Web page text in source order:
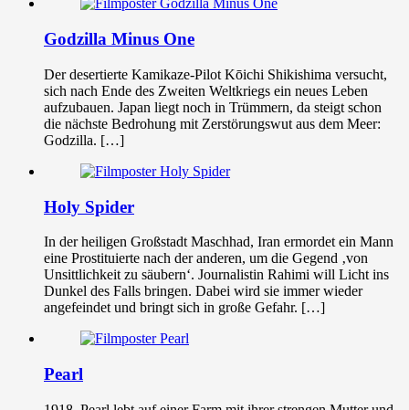
Godzilla Minus One
Der desertierte Kamikaze-Pilot Kōichi Shikishima versucht,
sich nach Ende des Zweiten Weltkriegs ein neues Leben
aufzubauen. Japan liegt noch in Trümmern, da steigt schon
die nächste Bedrohung mit Zerstörungswut aus dem Meer:
Godzilla. […]
Holy Spider
In der heiligen Großstadt Maschhad, Iran ermordet ein Mann
eine Prostituierte nach der anderen, um die Gegend ‚von
Unsittlichkeit zu säubern‘. Journalistin Rahimi will Licht ins
Dunkel des Falls bringen. Dabei wird sie immer wieder
angefeindet und bringt sich in große Gefahr. […]
Pearl